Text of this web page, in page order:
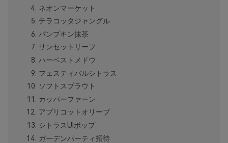
ネオンマーケット
テラコッタジャングル
パンプキン抹茶
サンセットリーフ
ハーベストメドウ
フェスティバルシトラス
ソフトスプラウト
カッパーファーン
アプリコットオリーブ
シトラスUIポップ
ガーデンパーティ招待